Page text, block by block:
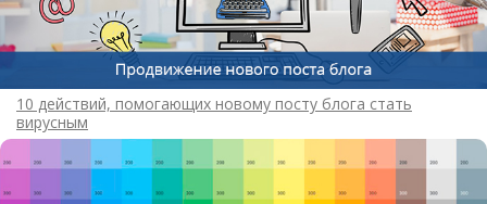
10 действий, помогающих новому посту блога стать
вирусным